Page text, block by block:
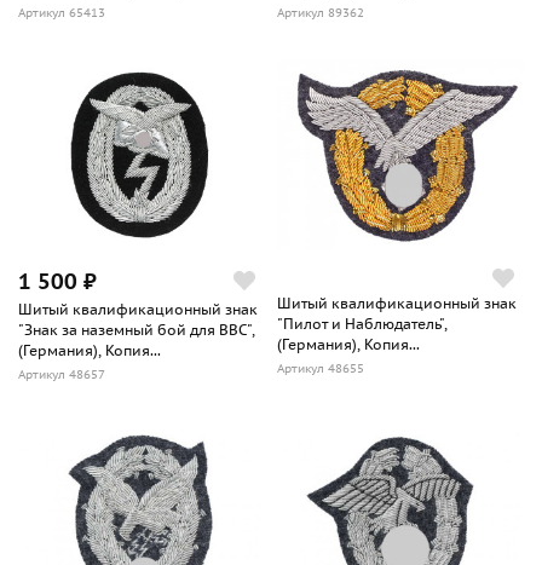
Артикул 65413 Артикул 89362
1 500 ₽
Шитый квалификационный знак
"Знак за наземный бой для ВВС",
(Германия), Копия...
Артикул 48657
Шитый квалификационный знак
"Пилот и Наблюдатель",
(Германия), Копия...
Артикул 48655